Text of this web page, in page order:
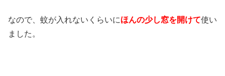
なので、蚊が入れないくらいにほんの少し窓を開けて使い
ました。